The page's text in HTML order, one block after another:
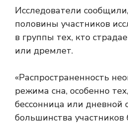
Исследователи
половины участников
в группы тех, кто
или дремлет.
«Распространенность
режима сна, особенно
бессонница или дневной
большинства участников